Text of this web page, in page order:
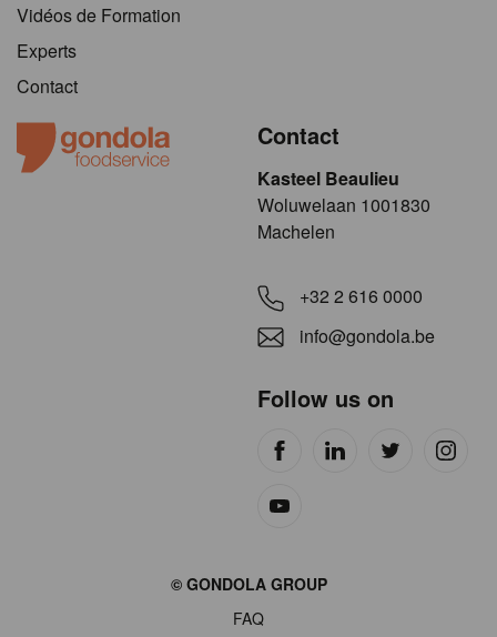
Vidéos de Formation
Experts
Contact
Contact
Kasteel Beaulieu
​​​Woluwelaan 1001830
Machelen
+32 2 616 0000
info@gondola.be
Follow us on
© GONDOLA GROUP
FAQ